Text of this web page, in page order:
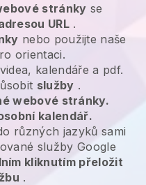
stránky se
URL .
nebo použijte naše
orientaci.
kalendáře a pdf.
služby .
webové stránky.
kalendář.
různých jazyků sami
služby Google
kliknutím přeložit
.